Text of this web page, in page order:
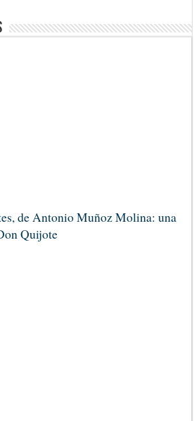
de Antonio Muñoz Molina: una
Quijote